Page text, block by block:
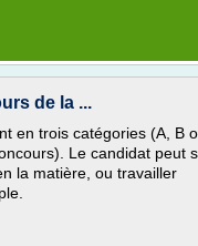
de la ...
en trois catégories (A, B
Le candidat peut
la matière, ou travailler